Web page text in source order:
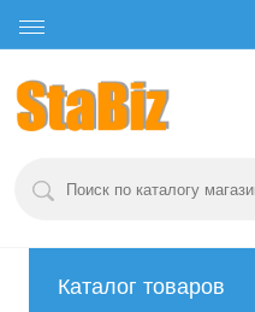
Каталог товаров